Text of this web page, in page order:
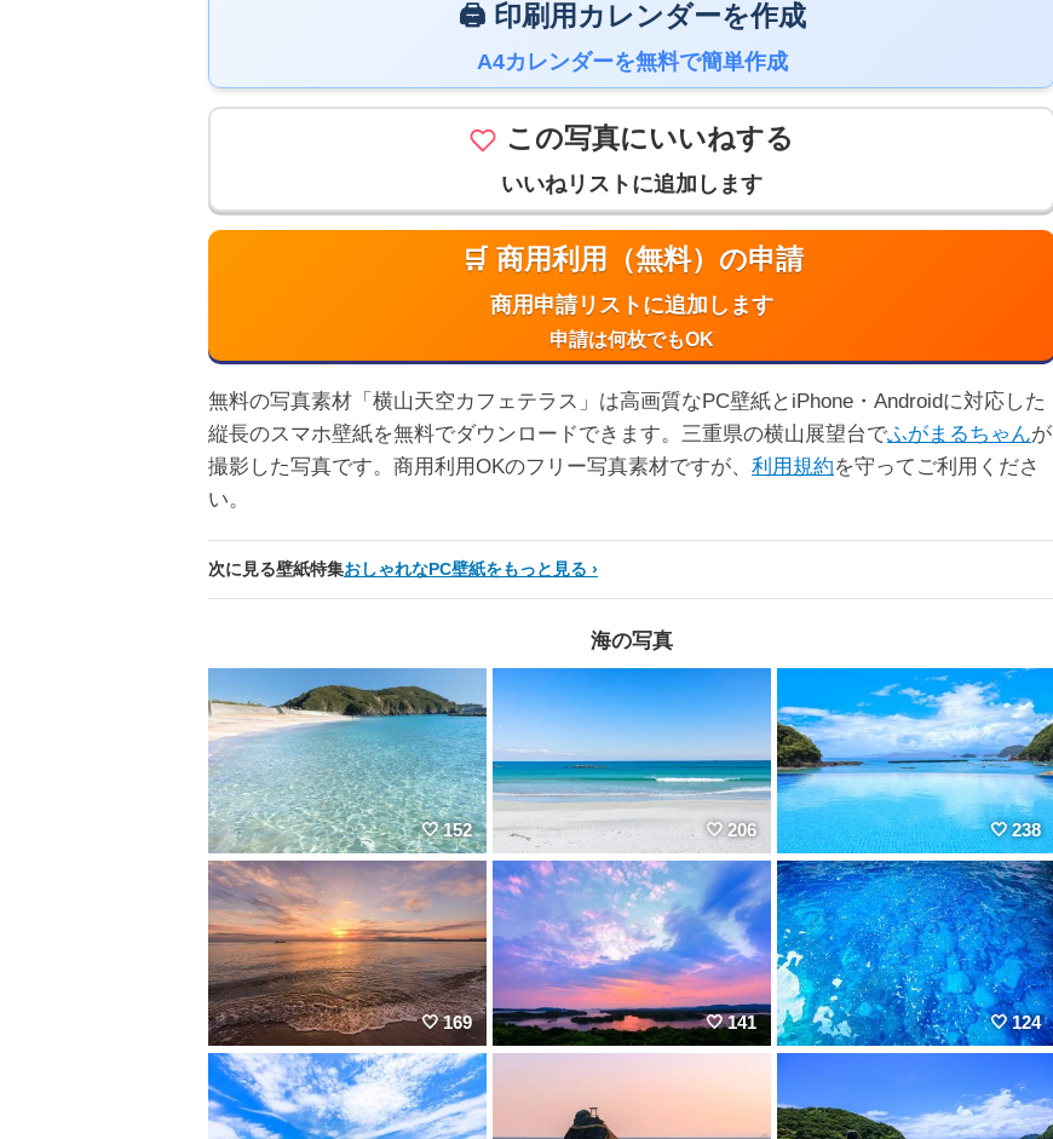
🖨️ 印刷用カレンダーを作成
A4カレンダーを無料で簡単作成
この写真にいいねする
いいねリストに追加します
🛒 商用利用（無料）の申請
商用申請リストに追加します
申請は何枚でもOK
無料の写真素材「横山天空カフェテラス」は高画質なPC壁紙とiPhone・Androidに対応した
縦長のスマホ壁紙を無料でダウンロードできます。三重県の横山展望台でふがまるちゃんが
撮影した写真です。商用利用OKのフリー写真素材ですが、 利用規約を守ってご利用くださ
い。
次に見る壁紙特集おしゃれなPC壁紙をもっと見る
海の写真
152 206 238
169 141 124